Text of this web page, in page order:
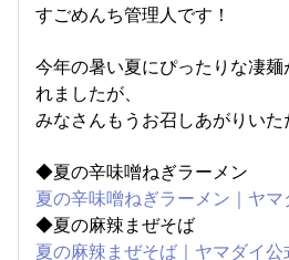
すごめんち管理人です！
今年の暑い夏にぴったりな凄
れましたが、
みなさんもうお召しあがりいた
◆夏の辛味噌ねぎラーメン
夏の辛味噌ねぎラーメン｜ヤ
◆夏の麻辣まぜそば
夏の麻辣まぜそば｜ヤマダイ公